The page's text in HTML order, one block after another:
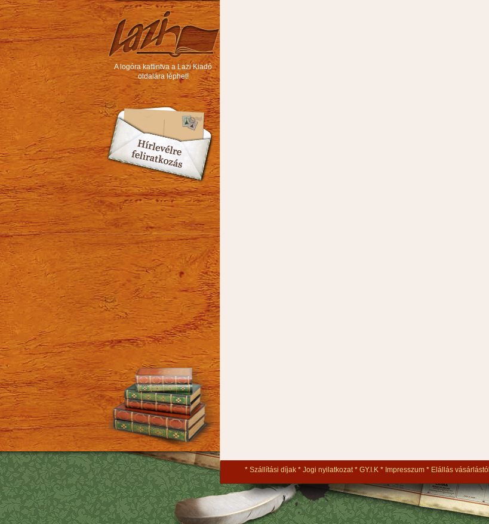
A logóra kattintva a Lazi Kiadó
oldalára léphet!
Szállítási díjak Jogi nyilatkozat GY.I.K Impresszum Elállás vásárlástól